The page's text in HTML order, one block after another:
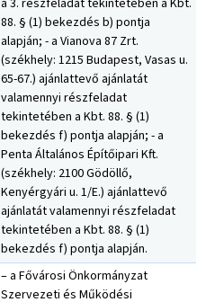
a 3. részfeladat tekintetében a Kbt.
88. § (1) bekezdés b) pontja
alapján; - a Vianova 87 Zrt.
(székhely: 1215 Budapest, Vasas u.
65-67.) ajánlattevő ajánlatát
valamennyi részfeladat
tekintetében a Kbt. 88. § (1)
bekezdés f) pontja alapján; - a
Penta Általános Építőipari Kft.
(székhely: 2100 Gödöllő,
Kenyérgyári u. 1/E.) ajánlattevő
ajánlatát valamennyi részfeladat
tekintetében a Kbt. 88. § (1)
bekezdés f) pontja alapján.
– a Fővárosi Önkormányzat
Szervezeti és Működési